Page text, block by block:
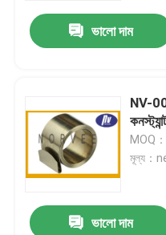
ভালো দাম
NV-
MOQ
মূল্য：
ভালো দাম